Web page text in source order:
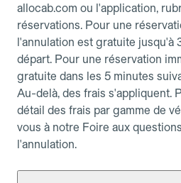
allocab.com ou l'application,
réservations. Pour une
l'annulation est gratuite jusqu'à
départ. Pour une réservation
gratuite dans les 5 minutes
Au-delà, des frais s'appliquent.
détail des frais par gamme de
vous à notre Foire aux
l'annulation.